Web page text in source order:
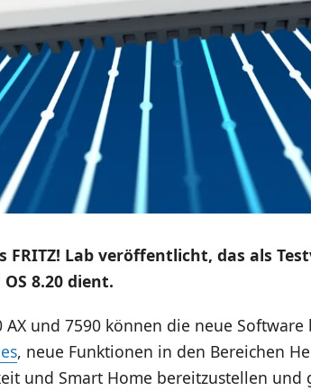
FRITZ! Lab veröffentlicht, das als
8.20 dient.
AX und 7590 können die neue
, neue Funktionen in den Bereichen
und Smart Home bereitzustellen und